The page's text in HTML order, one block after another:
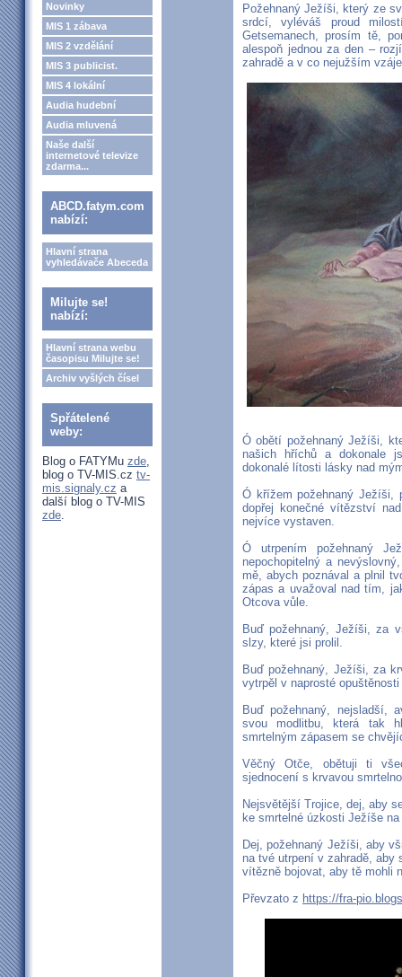
Novinky
MIS 1 zábava
MIS 2 vzdělání
MIS 3 publicist.
MIS 4 lokální
Audia hudební
Audia mluvená
Naše další
internetové televize
zdarma...
ABCD.fatym.com
nabízí:
Hlavní strana
vyhledávače Abeceda
Milujte se!
nabízí:
Hlavní strana webu
časopisu Milujte se!
Archiv vyšlých čísel
Spřátelené
weby:
Blog o FATYMu zde,
blog o TV-MIS.cz tv-
mis.signaly.cz a
další blog o TV-MIS
zde.
Požehnaný Ježíši, který ze
srdcí, vyléváš proud
Getsemanech, prosím tě,
alespoň jednou za den –
zahradě a v co nejužším
Ó obětí požehnaný Ježíši,
našich hříchů a dokonale
dokonalé lítosti lásky nad
Ó křížem požehnaný Ježíši,
dopřej konečné vítězství
nejvíce vystaven.
Ó utrpením požehnaný
nepochopitelný a
mě, abych poznával a plnil
zápas a uvažoval nad tím,
Otcova vůle.
Buď požehnaný, Ježíši, za
slzy, které jsi prolil.
Buď požehnaný, Ježíši, za
vytrpěl v naprosté
Buď požehnaný, nejsladší,
svou modlitbu, která tak
smrtelným zápasem se
Věčný Otče, obětuji ti
sjednocení s krvavou
Nejsvětější Trojice, dej, aby
ke smrtelné úzkosti Ježíše
Dej, požehnaný Ježíši, aby
na tvé utrpení v zahradě, aby
vítězně bojovat, aby tě mohli
Převzato z https://fra-